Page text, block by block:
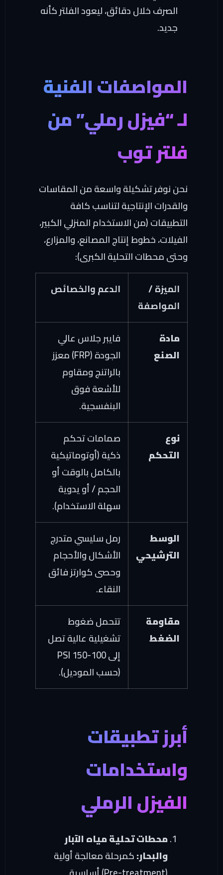
الصرف خلال دقائق، ليعود الفلتر كأنه
جديد.
المواصفات الفنية
لـ “فيزل رملي” من
فلتر توب
نحن نوفر تشكيلة واسعة من المقاسات
والقدرات الإنتاجية لتناسب كافة
التطبيقات (من الاستخدام المنزلي الكبير،
الفيلات، خطوط إنتاج المصانع، والمزارع،
وحتى محطات التحلية الكبرى):
الميزة /
المواصفة
الدعم والخصائص
مادة
الصنع
فايبر جلاس عالي
الجودة (FRP) معزز
بالراتنج ومقاوم
للأشعة فوق
البنفسجية.
نوع
التحكم
صمامات تحكم
ذكية (أوتوماتيكية
بالكامل بالوقت أو
الحجم / أو يدوية
سهلة الاستخدام).
الوسط
الترشيحي
رمل سليسي متدرج
الأشكال والأحجام
وحصى كوارتز فائق
النقاء.
مقاومة
الضغط
تتحمل ضغوط
تشغيلية عالية تصل
إلى 100-150 PSI
(حسب الموديل).
أبرز تطبيقات
واستخدامات
الفيزل الرملي
محطات تحلية مياه الآبار
والبحار:كمرحلة معالجة أولية